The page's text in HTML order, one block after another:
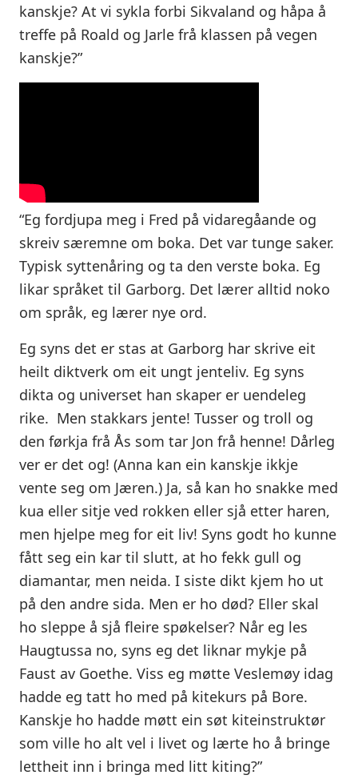
kanskje? At vi sykla forbi Sikvaland og håpa å
treffe på Roald og Jarle frå klassen på vegen
kanskje?”
“Eg fordjupa meg i Fred på vidaregåande og
skreiv særemne om boka. Det var tunge saker.
Typisk syttenåring og ta den verste boka. Eg
likar språket til Garborg. Det lærer alltid noko
om språk, eg lærer nye ord.
Eg syns det er stas at Garborg har skrive eit
heilt diktverk om eit ungt jenteliv. Eg syns
dikta og universet han skaper er uendeleg
rike. Men stakkars jente! Tusser og troll og
den førkja frå Ås som tar Jon frå henne! Dårleg
ver er det og! (Anna kan ein kanskje ikkje
vente seg om Jæren.) Ja, så kan ho snakke med
kua eller sitje ved rokken eller sjå etter haren,
men hjelpe meg for eit liv! Syns godt ho kunne
fått seg ein kar til slutt, at ho fekk gull og
diamantar, men neida. I siste dikt kjem ho ut
på den andre sida. Men er ho død? Eller skal
ho sleppe å sjå fleire spøkelser? Når eg les
Haugtussa no, syns eg det liknar mykje på
Faust av Goethe. Viss eg møtte Veslemøy idag
hadde eg tatt ho med på kitekurs på Bore.
Kanskje ho hadde møtt ein søt kiteinstruktør
som ville ho alt vel i livet og lærte ho å bringe
lettheit inn i bringa med litt kiting?”